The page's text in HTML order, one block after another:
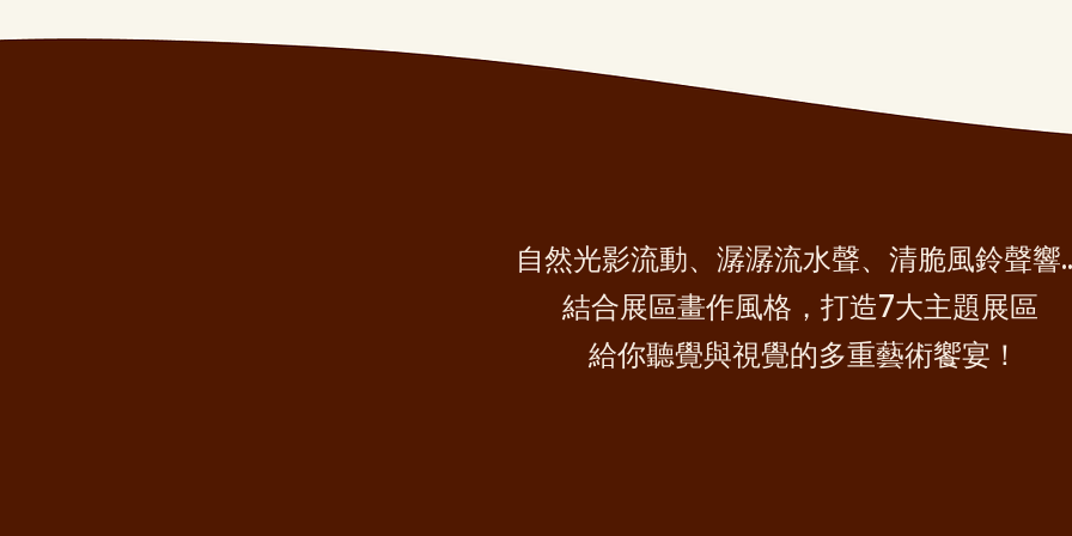
自然光影流動、潺潺流水聲、清脆風鈴聲
結合展區畫作風格，打造7大主題展區
給你聽覺與視覺的多重藝術饗宴！